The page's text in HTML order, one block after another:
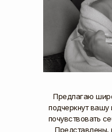
Предлагаю
подчеркнут вашу
почувствовать
Представлены,